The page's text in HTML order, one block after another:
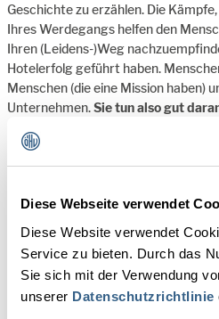
Diese Webseite verwendet
Diese Website verwendet
Service zu bieten. Durch das
Sie sich mit der Verwendung
unserer Datenschutzrichtlinie
Geschichte zu erzählen. Die
Ihres Werdegangs helfen den
Ihren (Leidens-)Weg
Hotelerfolg geführt haben.
Menschen (die eine Mission haben)
Unternehmen.Sie tun also gut
zu gestalten oder vielleicht sogar
Ihrer Erzählung in Erscheinung zu
Möglichkeiten,in Verbindung mit
Motto von Airbnb „Belong
Gäste entgegen und funktioniert